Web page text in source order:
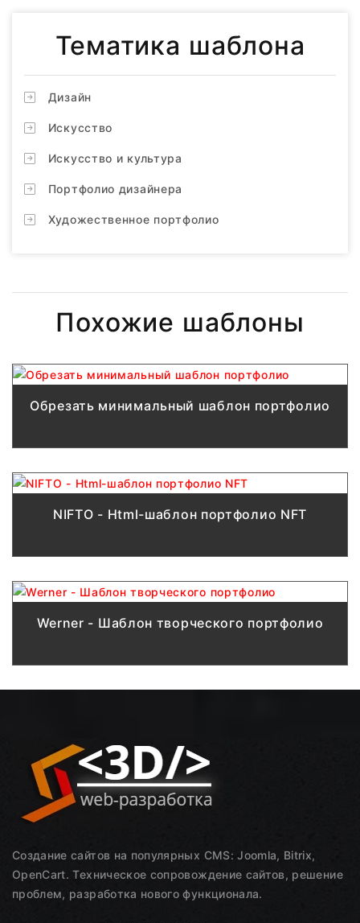
Тематика шаблона
Дизайн
Искусство
Искусство и культура
Портфолио дизайнера
Художественное портфолио
Похожие шаблоны
Обрезать минимальный шаблон портфолио
NIFTO - Html-шаблон портфолио NFT
Werner - Шаблон творческого портфолио
Создание сайтов на популярных CMS: Joomla, Bitrix,
OpenCart. Техническое сопровождение сайтов, решение
проблем, разработка нового функционала.